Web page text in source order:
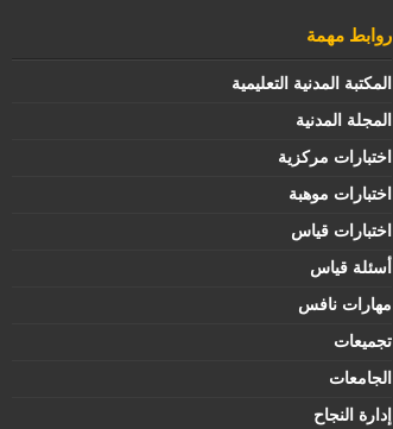
روابط مهمة
المكتبة المدنية التعليمية
المجلة المدنية
اختبارات مركزية
اختبارات موهبة
اختبارات قياس
أسئلة قياس
مهارات نافس
تجميعات
الجامعات
إدارة النجاح